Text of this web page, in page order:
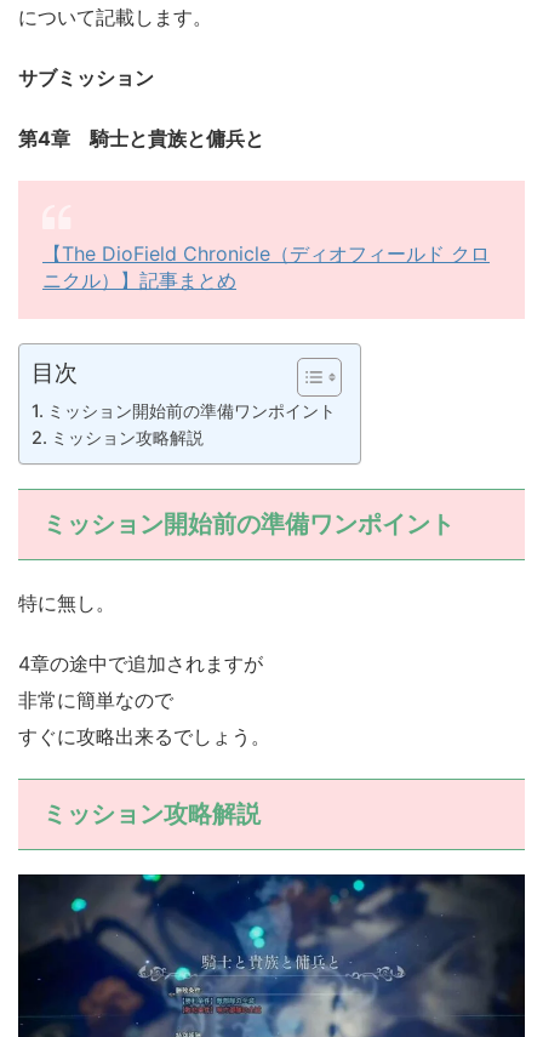
について記載します。
サブミッション
第4章 騎士と貴族と傭兵と
【The DioField Chronicle（ディオフィールド クロ
ニクル）】記事まとめ
目次
ミッション開始前の準備ワンポイント
ミッション攻略解説
ミッション開始前の準備ワンポイント
特に無し。
4章の途中で追加されますが
非常に簡単なので
すぐに攻略出来るでしょう。
ミッション攻略解説